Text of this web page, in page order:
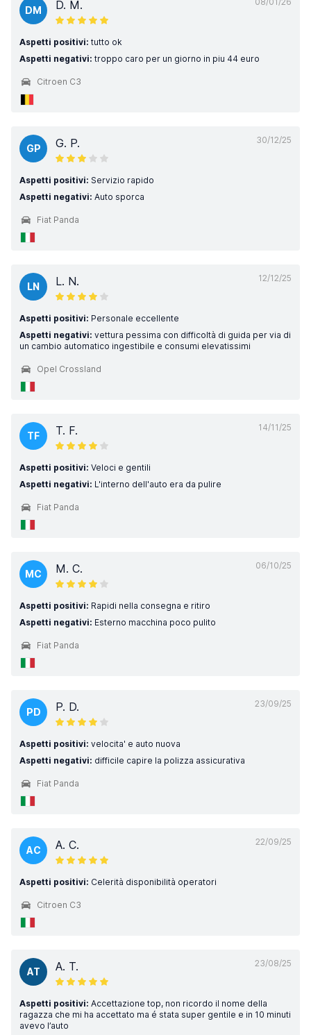
DM D. M.
Aspetti positivi: tutto ok
Aspetti negativi: troppo caro per un giorno in piu 44 euro
Citroen C3
30/12/25
GP G. P.
Aspetti positivi: Servizio rapido
Aspetti negativi: Auto sporca
Fiat Panda
12/12/25
LN L. N.
Aspetti positivi: Personale eccellente
Aspetti negativi: vettura pessima con difficoltà di guida per via di
un cambio automatico ingestibile e consumi elevatissimi
Opel Crossland
14/11/25
TF T. F.
Aspetti positivi: Veloci e gentili
Aspetti negativi: L'interno dell'auto era da pulire
Fiat Panda
06/10/25
MC M. C.
Aspetti positivi: Rapidi nella consegna e ritiro
Aspetti negativi: Esterno macchina poco pulito
Fiat Panda
23/09/25
PD P. D.
Aspetti positivi: velocita' e auto nuova
Aspetti negativi: difficile capire la polizza assicurativa
Fiat Panda
22/09/25
AC A. C.
Aspetti positivi: Celerità disponibilità operatori
Citroen C3
23/08/25
AT A. T.
Aspetti positivi: Accettazione top, non ricordo il nome della
ragazza che mi ha accettato ma é stata super gentile e in 10 minuti
avevo l’auto